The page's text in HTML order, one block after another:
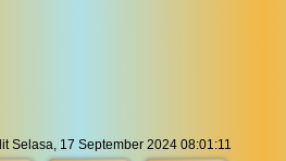
Selasa, 17 September 2024 08:01:11